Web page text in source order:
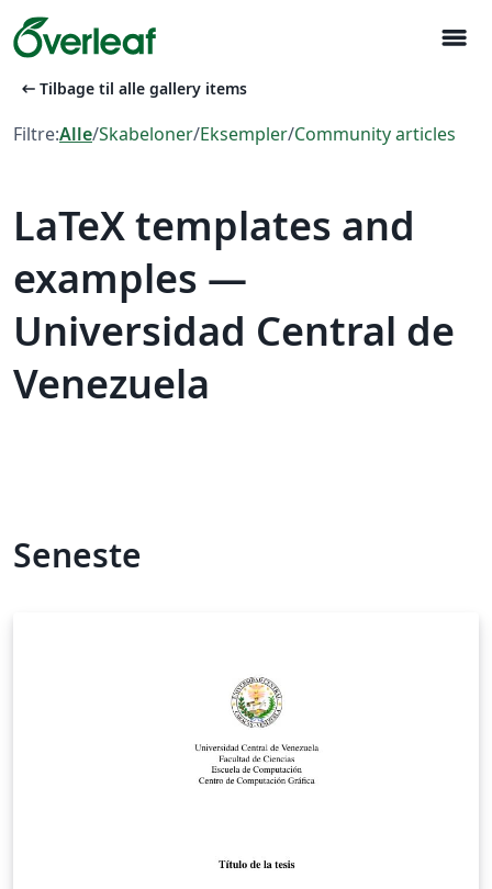
menu
arrow_left_alt Tilbage til alle gallery items
Filtre:Alle/Skabeloner/Eksempler/Community articles
LaTeX templates and
examples —
Universidad Central de
Venezuela
Seneste